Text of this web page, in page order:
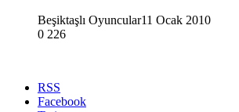
Beşiktaşlı Oyuncular11 Ocak 2010
0 226
RSS
Facebook